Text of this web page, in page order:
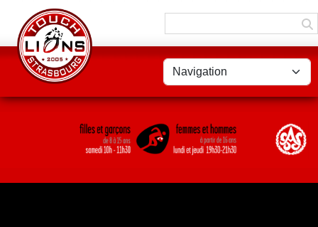
Panneau de gestion des cookies